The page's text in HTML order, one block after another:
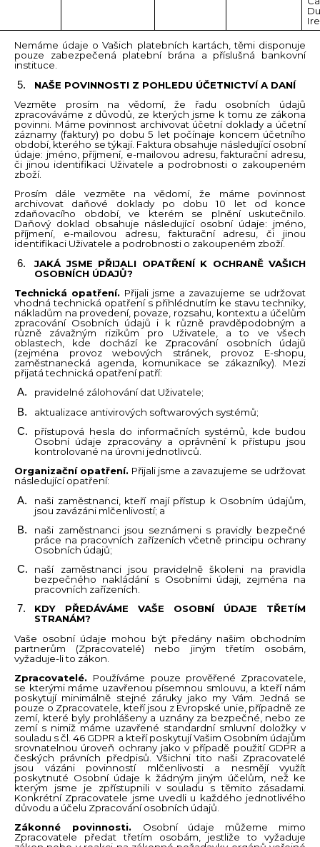
Nemáme údaje o Vašich platebních kartách, těmi disponuje
pouze zabezpečená platební brána a příslušná bankovní
instituce.
NAŠE POVINNOSTI Z POHLEDU ÚČETNICTVÍ A DANÍ
Vezměte prosím na vědomí, že řadu osobních údajů
zpracováváme z důvodů, ze kterých jsme k tomu ze zákona
povinni. Máme povinnost archivovat účetní doklady a účetní
záznamy (faktury) po dobu 5 let počínaje koncem účetního
období, kterého se týkají. Faktura obsahuje následující osobní
údaje: jméno, příjmení, e-mailovou adresu, fakturační adresu,
či jinou identifikaci Uživatele a podrobnosti o zakoupeném
zboží.
Prosím dále vezměte na vědomí, že máme povinnost
archivovat daňové doklady po dobu 10 let od konce
zdaňovacího období, ve kterém se plnění uskutečnilo.
Daňový doklad obsahuje následující osobní údaje: jméno,
příjmení, e-mailovou adresu, fakturační adresu, či jinou
identifikaci Uživatele a podrobnosti o zakoupeném zboží.
JAKÁ JSME PŘIJALI OPATŘENÍ K OCHRANĚ VAŠICH
OSOBNÍCH ÚDAJŮ?
Technická opatření. Přijali jsme a zavazujeme se udržovat
vhodná technická opatření s přihlédnutím ke stavu techniky,
nákladům na provedení, povaze, rozsahu, kontextu a účelům
zpracování Osobních údajů i k různě pravděpodobným a
různě závažným rizikům pro Uživatele, a to ve všech
oblastech, kde dochází ke Zpracování osobních údajů
(zejména provoz webových stránek, provoz E-shopu,
zaměstnanecká agenda, komunikace se zákazníky). Mezi
přijatá technická opatření patří:
pravidelné zálohování dat Uživatele;
aktualizace antivirových softwarových systémů;
přístupová hesla do informačních systémů, kde budou
Osobní údaje zpracovány a oprávnění k přístupu jsou
kontrolované na úrovni jednotlivců.
Organizační opatření. Přijali jsme a zavazujeme se udržovat
následující opatření:
naši zaměstnanci, kteří mají přístup k Osobním údajům,
jsou zavázáni mlčenlivostí; a
naši zaměstnanci jsou seznámeni s pravidly bezpečné
práce na pracovních zařízeních včetně principu ochrany
Osobních údajů;
naší zaměstnanci jsou pravidelně školeni na pravidla
bezpečného nakládání s Osobními údaji, zejména na
pracovních zařízeních.
KDY PŘEDÁVÁME VAŠE OSOBNÍ ÚDAJE TŘETÍM
STRANÁM?
Vaše osobní údaje mohou být předány našim obchodním
partnerům (Zpracovatelé) nebo jiným třetím osobám,
vyžaduje-li to zákon.
Zpracovatelé. Používáme pouze prověřené Zpracovatele,
se kterými máme uzavřenou písemnou smlouvu, a kteří nám
poskytují minimálně stejné záruky jako my Vám. Jedná se
pouze o Zpracovatele, kteří jsou z Evropské unie, případně ze
zemí, které byly prohlášeny a uznány za bezpečné, nebo ze
zemí s nimiž máme uzavřené standardní smluvní doložky v
souladu s čl. 46 GDPR a kteří poskytují Vašim Osobním údajům
srovnatelnou úroveň ochrany jako v případě použití GDPR a
českých právních předpisů. Všichni tito naši Zpracovatelé
jsou vázáni povinností mlčenlivosti a nesmějí využít
poskytnuté Osobní údaje k žádným jiným účelům, než ke
kterým jsme je zpřístupnili v souladu s těmito zásadami.
Konkrétní Zpracovatele jsme uvedli u každého jednotlivého
důvodu a účelu Zpracování osobních údajů.
Zákonné povinnosti. Osobní údaje můžeme mimo
Zpracovatele předat třetím osobám, jestliže to vyžaduje